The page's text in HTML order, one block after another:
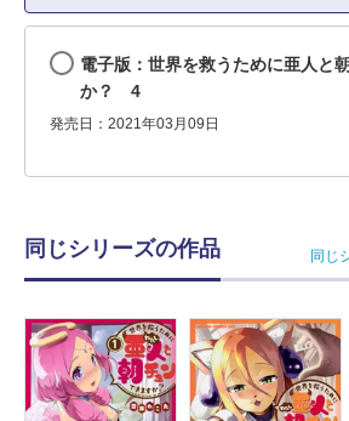
電子版：世界を救うために亜人と
か？ 4
発売日：2021年03月09日
同じシリーズの作品 同じ